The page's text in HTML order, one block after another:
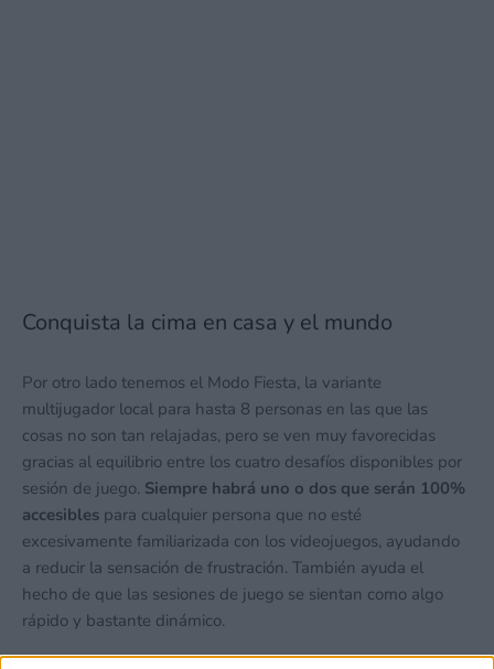
Conquista la cima en casa y el mundo
Por otro lado tenemos el Modo Fiesta, la variante
multijugador local para hasta 8 personas en las que las
cosas no son tan relajadas, pero se ven muy favorecidas
gracias al equilibrio entre los cuatro desafíos disponibles por
sesión de juego. Siempre habrá uno o dos que serán 100%
accesibles para cualquier persona que no esté
excesivamente familiarizada con los videojuegos, ayudando
a reducir la sensación de frustración. También ayuda el
hecho de que las sesiones de juego se sientan como algo
rápido y bastante dinámico.